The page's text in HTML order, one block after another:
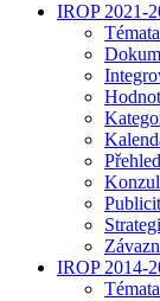
IROP 2021-
Témata
IROP 2014-
Témata